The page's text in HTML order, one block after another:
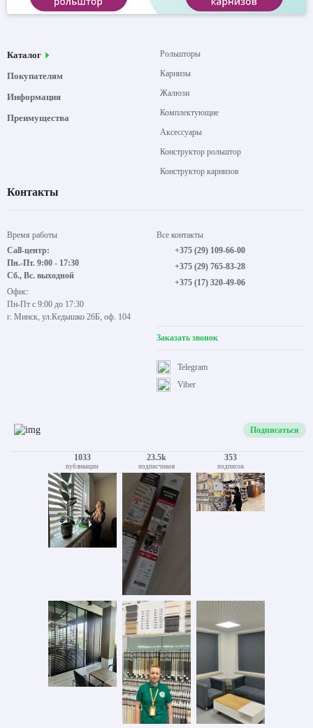
Каталог
Покупателям
Информация
Преимущества
Рольшторы
Карнизы
Жалюзи
Комплектующие
Аксессуары
Конструктор рольштор
Конструктор карнизов
Контакты
Время работы
Call-центр:
Пн.-Пт. 9:00 - 17:30
Сб., Вс. выходной
Офис:
Пн-Пт с 9:00 до 17:30
г. Минск, ул.Кедышко 26Б, оф. 104
Все контакты
+375 (29) 109-66-00
+375 (29) 765-83-28
+375 (17) 320-49-06
Заказать звонок
Viber
Telegram
Подписаться
1033
публикации
23.5k
подписчиков
353
подписок